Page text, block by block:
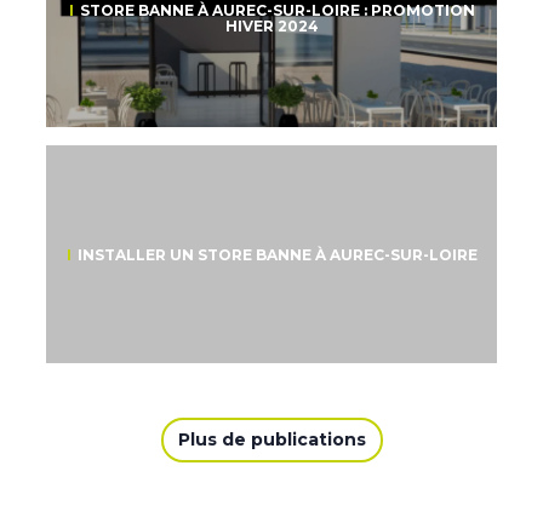
STORE BANNE À AUREC-SUR-LOIRE : PROMOTION
HIVER 2024
INSTALLER UN STORE BANNE À AUREC-SUR-LOIRE
Plus de publications